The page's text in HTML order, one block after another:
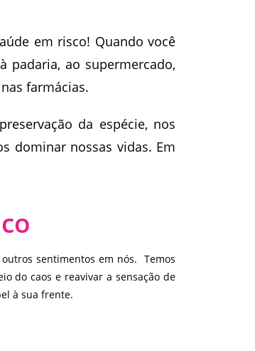
em risco! Quando você
padaria, ao supermercado,
farmácias.
da espécie, nos
dominar nossas vidas. Em
sentimentos em nós. Temos
do caos e reavivar a sensação de
à sua frente.